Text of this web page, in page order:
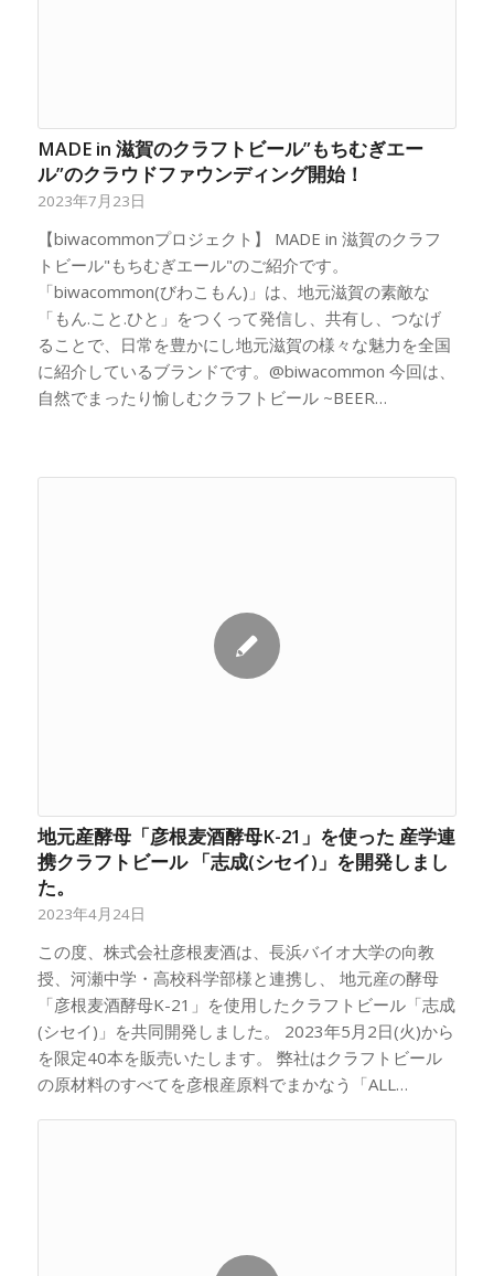
MADE in 滋賀のクラフトビール”もちむぎエー
ル”のクラウドファウンディング開始！
2023年7月23日
【biwacommonプロジェクト】 MADE in 滋賀のクラフ
トビール"もちむぎエール"のご紹介です。
「biwacommon(びわこもん)」は、地元滋賀の素敵な
「もん.こと.ひと」をつくって発信し、共有し、つなげ
ることで、日常を豊かにし地元滋賀の様々な魅力を全国
に紹介しているブランドです。@biwacommon 今回は、
自然でまったり愉しむクラフトビール ~BEER…
地元産酵母「彦根麦酒酵母K-21」を使った 産学連
携クラフトビール 「志成(シセイ)」を開発しまし
た。
2023年4月24日
この度、株式会社彦根麦酒は、長浜バイオ大学の向教
授、河瀬中学・高校科学部様と連携し、 地元産の酵母
「彦根麦酒酵母K-21」を使用したクラフトビール「志成
(シセイ)」を共同開発しました。 2023年5月2日(火)から
を限定40本を販売いたします。 弊社はクラフトビール
の原材料のすべてを彦根産原料でまかなう「ALL…